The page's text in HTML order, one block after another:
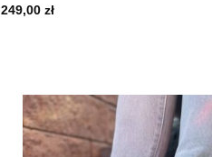
249,00zł